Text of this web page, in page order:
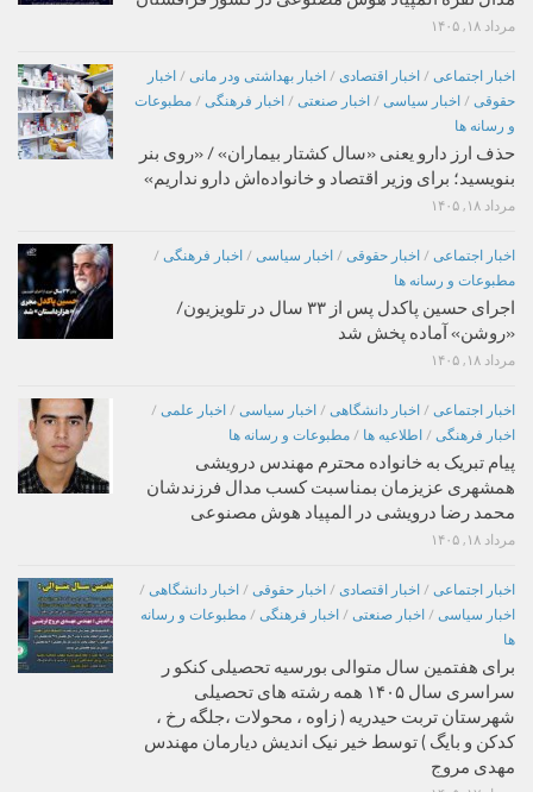
مرداد ۱۸, ۱۴۰۵
اخبار اجتماعی / اخبار اقتصادی / اخبار بهداشتی ودر مانی / اخبار
حقوقی / اخبار سیاسی / اخبار صنعتی / اخبار فرهنگی / مطبوعات
و رسانه ها
حذف ارز دارو یعنی «سال کشتار بیماران» / «روی بنر
بنویسید؛ برای وزیر اقتصاد و خانواده‌اش دارو نداریم»
مرداد ۱۸, ۱۴۰۵
اخبار اجتماعی / اخبار حقوقی / اخبار سیاسی / اخبار فرهنگی /
مطبوعات و رسانه ها
اجرای حسین پاکدل پس از ۳۳ سال در تلویزیون/
«روشن» آماده پخش شد
مرداد ۱۸, ۱۴۰۵
اخبار اجتماعی / اخبار دانشگاهی / اخبار سیاسی / اخبار علمی /
اخبار فرهنگی / اطلاعیه ها / مطبوعات و رسانه ها
پیام تبریک به خانواده محترم مهندس درویشی
همشهری عزیزمان بمناسبت کسب مدال فرزندشان
محمد رضا درویشی در المپیاد هوش مصنوعی
مرداد ۱۸, ۱۴۰۵
اخبار اجتماعی / اخبار اقتصادی / اخبار حقوقی / اخبار دانشگاهی /
اخبار سیاسی / اخبار صنعتی / اخبار فرهنگی / مطبوعات و رسانه
ها
برای هفتمین سال متوالی بورسیه تحصیلی کنکو ر
سراسری سال ۱۴۰۵ همه رشته های تحصیلی
شهرستان تربت حیدریه ( زاوه ، محولات ،جلگه رخ ،
کدکن و بایگ ) توسط خیر نیک اندیش دیارمان مهندس
مهدی مروج